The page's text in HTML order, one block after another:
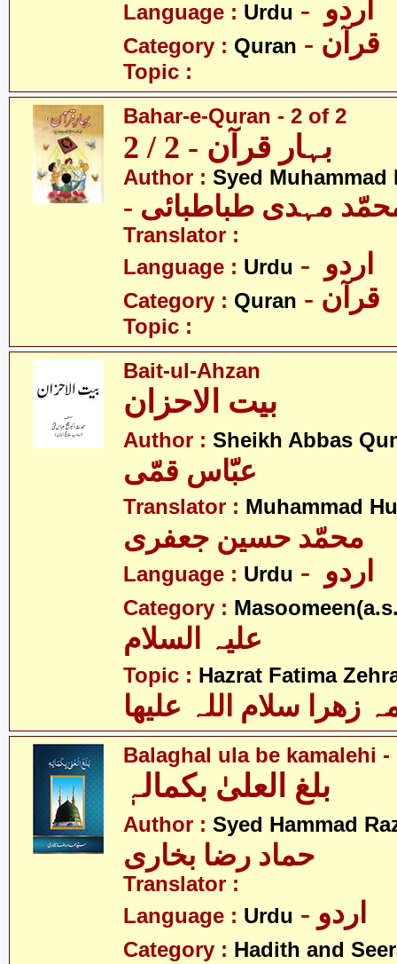
Language : Urdu
Category : Quran - قرآن
Topic :
Bahar-e-Quran - 2 of 2
بہار قرآن - 2 / 2
Author : Syed Muhammad
مہدی طباطبائی
Translator :
Language : Urdu
Category : Quran - قرآن
Topic :
Bait-ul-Ahzan
Author : Sheikh Abbas
عبّاس قمّی
Translator : Muhammad
محمّد حسین جعفری
Language : Urdu
Category :
Topic : Hazrat Fatima
زھرا سلام اللہ علیھا
Balaghal ula be kamalehi -
بلغ العلیٰ بکمالہٖ
Author : Syed Hammad
حماد رضا بخاری
Translator :
Language : Urdu - اردو
Category : Hadith and